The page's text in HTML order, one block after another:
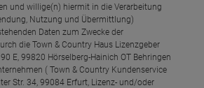
und willige(n) hiermit in die Verarbeitung
Nutzung und Übermittlung)
Daten zum Zwecke der
die Town & Country Haus Lizenzgeber
E, 99820 Hörselberg-Hainich OT Behringen
( Town & Country Kundenservice
Str. 34, 99084 Erfurt, Lizenz- und/oder